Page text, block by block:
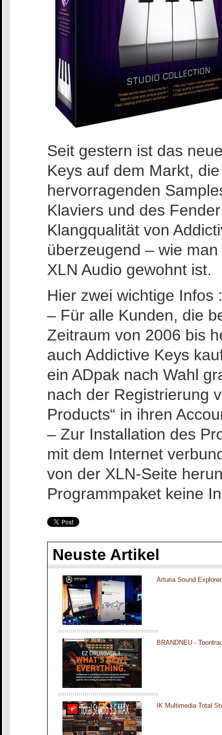
Seit gestern ist das
Keys auf dem Markt,
hervorragenden
Klaviers und des
Klangqualität von
überzeugend – wie
XLN Audio gewohnt ist.
Hier zwei wichtige Infos :
– Für alle Kunden, die
Zeitraum von 2006 bis
auch Addictive Keys
ein ADpak nach Wahl
nach der Registrierung
Products“ in ihren
– Zur Installation des
mit dem Internet
von der XLN-Seite
Programmpaket keine
Neuste Artikel
Arturia Sound
BRANDNEU -
IK Multimedia Total